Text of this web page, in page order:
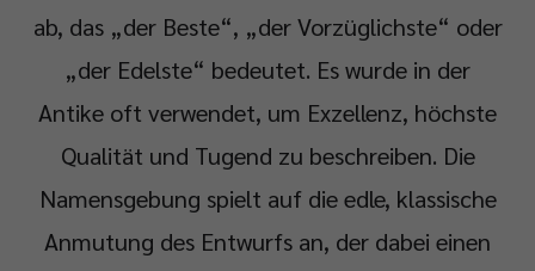
ab, das „der Beste“, „der Vorzüglichste“ oder
„der Edelste“ bedeutet. Es wurde in der
Antike oft verwendet, um Exzellenz, höchste
Qualität und Tugend zu beschreiben. Die
Namensgebung spielt auf die edle, klassische
Anmutung des Entwurfs an, der dabei einen